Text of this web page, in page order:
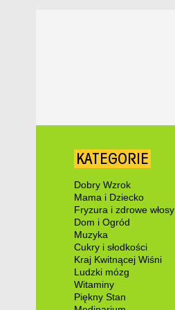
KATEGORIE
Dobry Wzrok
Mama i Dziecko
Fryzura i zdrowe włosy
Dom i Ogród
Muzyka
Cukry i słodkości
Kraj Kwitnącej Wiśni
Ludzki mózg
Witaminy
Piękny Stan